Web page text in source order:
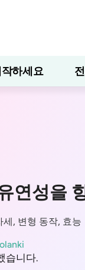
하세요
연성을
, 변형 동작, 효능
습니다.